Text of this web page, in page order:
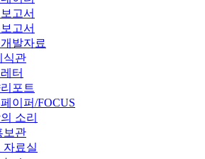
고서
고서
발자료
식관
터
포트
이퍼/FOCUS
소리
보관
자료실